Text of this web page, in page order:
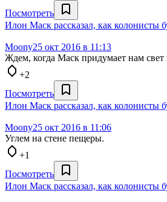
Посмотреть
Илон Маск рассказал, как колонисты
Moony25 окт 2016 в 11:13
Ждем, когда Маск придумает нам свет
+2
Посмотреть
Илон Маск рассказал, как колонисты
Moony25 окт 2016 в 11:06
Углем на стене пещеры.
+1
Посмотреть
Илон Маск рассказал, как колонисты